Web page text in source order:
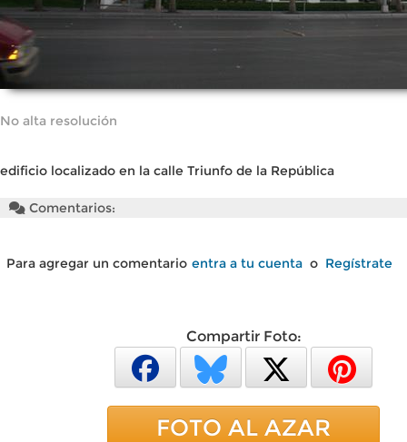
No alta resolución
edificio localizado en la calle Triunfo de la República
Comentarios:
Para agregar un comentario entra a tu cuenta o Regístrate
Compartir Foto:
FOTO AL AZAR